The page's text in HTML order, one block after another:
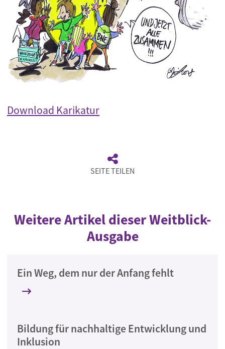
Download Karikatur
SEITE TEILEN
Weitere Artikel dieser Weitblick-
Ausgabe
Ein Weg, dem nur der Anfang fehlt
Bildung für nachhaltige Entwicklung und
Inklusion